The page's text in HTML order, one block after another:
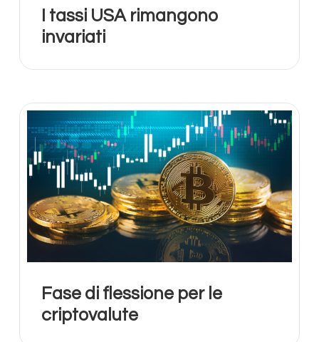
I tassi USA rimangono
invariati
Fase di flessione per le
criptovalute